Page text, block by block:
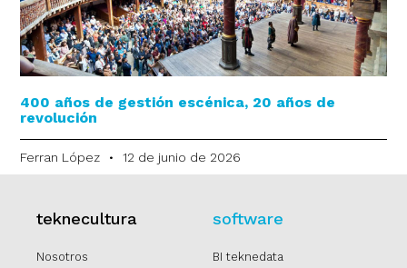
400 años de gestión escénica, 20 años de
revolución
Ferran López 12 de junio de 2026
teknecultura
Nosotros
software
BI teknedata